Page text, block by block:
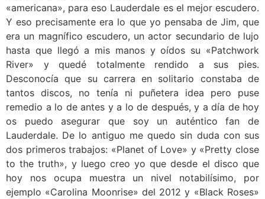
«americana», para eso Lauderdale es el mejor escudero.
Y eso precisamente era lo que yo pensaba de Jim, que
era un magnífico escudero, un actor secundario de lujo
hasta que llegó a mis manos y oídos su «Patchwork
River» y quedé totalmente rendido a sus pies.
Desconocía que su carrera en solitario constaba de
tantos discos, no tenía ni puñetera idea pero puse
remedio a lo de antes y a lo de después, y a día de hoy
os puedo asegurar que soy un auténtico fan de
Lauderdale. De lo antiguo me quedo sin duda con sus
dos primeros trabajos: «Planet of Love» y «Pretty close
to the truth», y luego creo yo que desde el disco que
hoy nos ocupa muestra un nivel notabilísimo, por
ejemplo «Carolina Moonrise» del 2012 y «Black Roses»